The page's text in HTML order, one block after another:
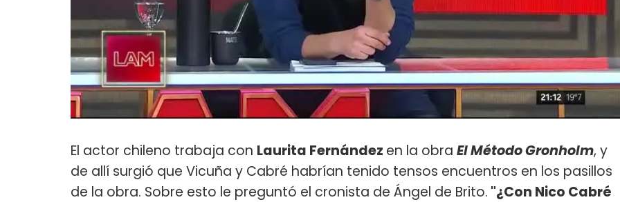
El actor chileno trabaja con Laurita Fernández en la obra El Método Gronholm, y
de allí surgió que Vicuña y Cabré habrían tenido tensos encuentros en los pasillos
de la obra. Sobre esto le preguntó el cronista de Ángel de Brito. "¿Con Nico Cabré